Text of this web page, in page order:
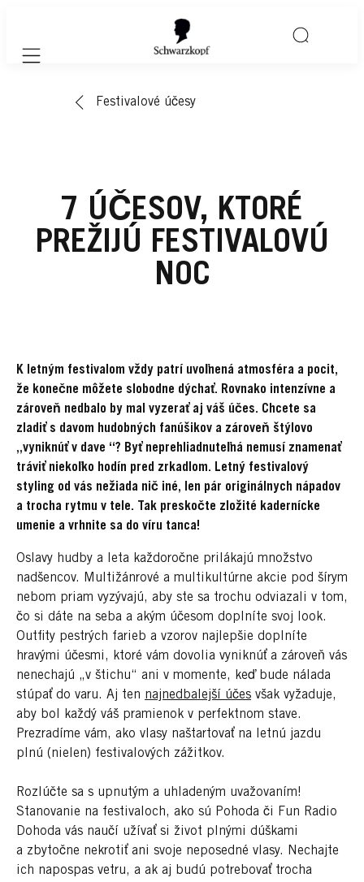
Mobile navigation
Festivalové účesy
7 ÚČESOV, KTORÉ
PREŽIJÚ FESTIVALOVÚ
NOC
K letným festivalom vždy patrí uvoľnená atmosféra a pocit,
že konečne môžete slobodne dýchať. Rovnako intenzívne a
zároveň nedbalo by mal vyzerať aj váš účes. Chcete sa
zladiť s davom hudobných fanúšikov a zároveň štýlovo
„vyniknúť v dave “? Byť neprehliadnuteľná nemusí znamenať
tráviť niekoľko hodín pred zrkadlom. Letný festivalový
styling od vás nežiada nič iné, len pár originálnych nápadov
a trocha rytmu v tele. Tak preskočte zložité kadernícke
umenie a vrhnite sa do víru tanca!
Oslavy hudby a leta každoročne prilákajú množstvo
nadšencov. Multižánrové a multikultúrne akcie pod šírym
nebom priam vyzývajú, aby ste sa trochu odviazali v tom,
čo si dáte na seba a akým účesom doplníte svoj look.
Outfity pestrých farieb a vzorov najlepšie doplníte
hravými účesmi, ktoré vám dovolia vyniknúť a zároveň vás
nenechajú „v štichu“ ani v momente, keď bude nálada
stúpať do varu. Aj ten najnedbalejší účes však vyžaduje,
aby bol každý váš pramienok v perfektnom stave.
Prezradíme vám, ako vlasy naštartovať na letnú jazdu
plnú (nielen) festivalových zážitkov.
Rozlúčte sa s upnutým a uhladeným uvažovaním!
Stanovanie na festivaloch, ako sú Pohoda či Fun Radio
Dohoda vás naučí užívať si život plnými dúškami
a zbytočne nekrotiť ani svoje neposedné vlasy. Nechajte
ich napospas vetru, a ak aj budú potrebovať trocha